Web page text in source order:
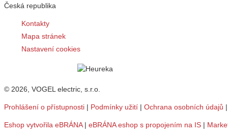
Česká republika
Kontakty
Mapa stránek
Nastavení cookies
© 2026, VOGEL electric, s.r.o.
Prohlášení o přístupnosti | Podmínky užití | Ochrana osobních údajů
Eshop vytvořila eBRÁNA| eBRÁNA eshop s propojením na IS |